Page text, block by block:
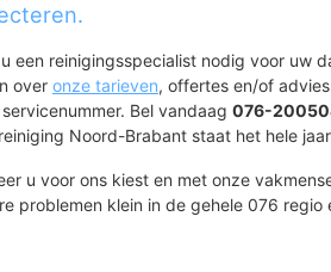
een reinigingsspecialist nodig voor uw
over onze tarieven, offertes en/of
Bel vandaag 076-
Noord-Brabant staat het hele
u voor ons kiest en met onze
problemen klein in de gehele 076 regio